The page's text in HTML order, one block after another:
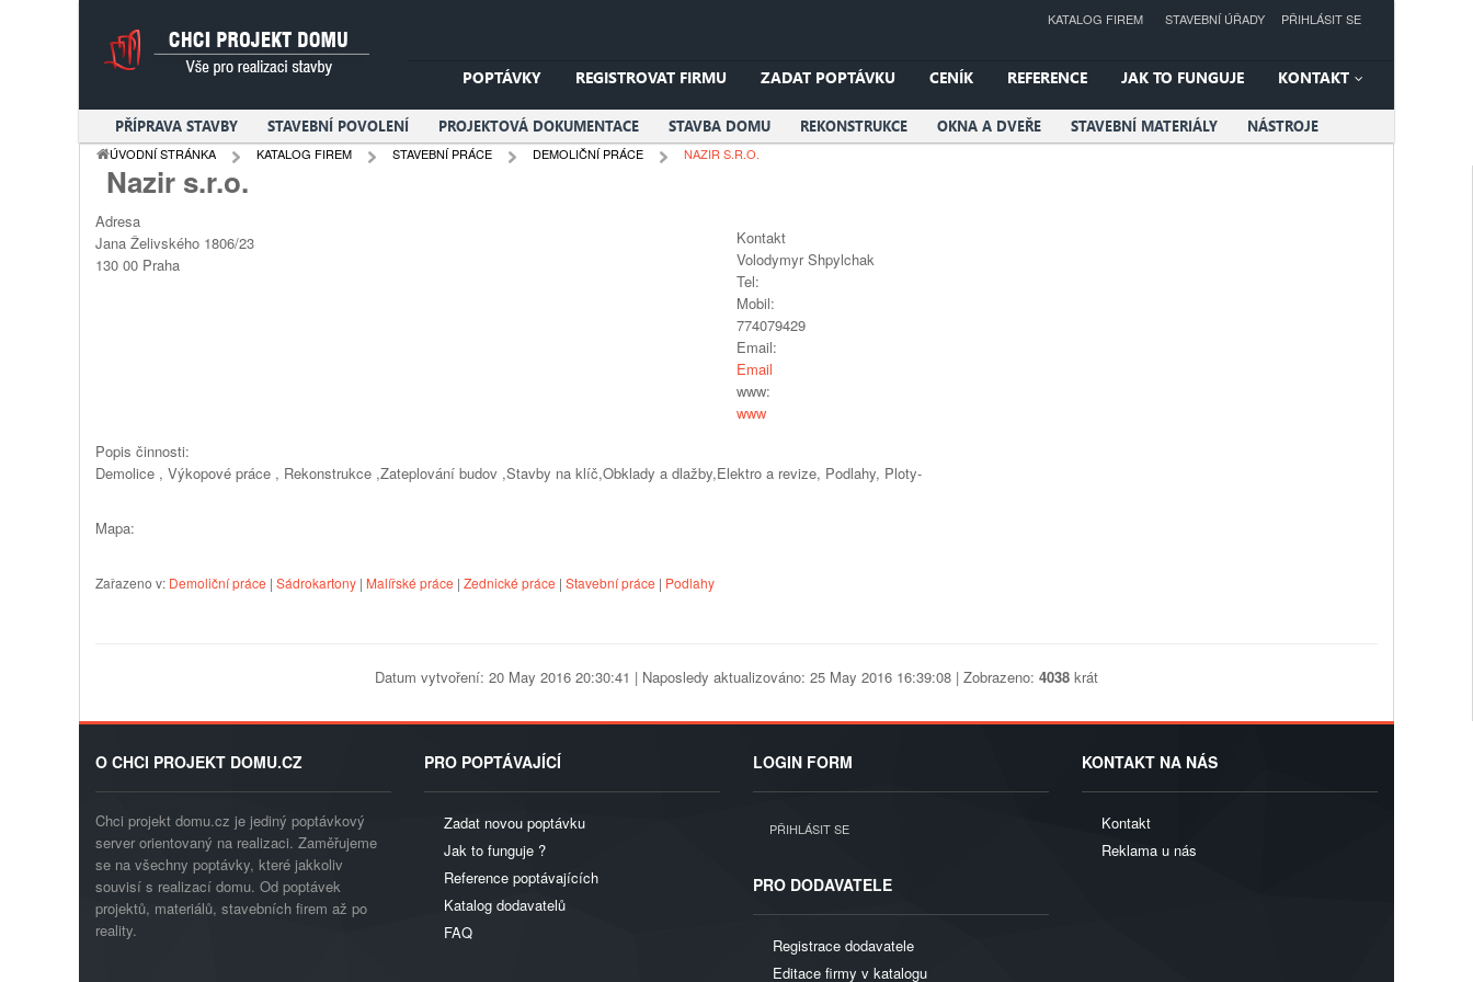
PŘIHLÁSIT SE
KATALOG FIREM STAVEBNÍ ÚŘADY
POPTÁVKY REGISTROVAT FIRMU ZADAT POPTÁVKU CENÍK REFERENCE JAK TO FUNGUJE KONTAKT
PŘÍPRAVA STAVBY STAVEBNÍ POVOLENÍ PROJEKTOVÁ DOKUMENTACE STAVBA DOMU REKONSTRUKCE OKNA A DVEŘE STAVEBNÍ MATERIÁLY NÁSTROJE
ÚVODNÍ STRÁNKA KATALOG FIREM STAVEBNÍ PRÁCE DEMOLIČNÍ PRÁCE NAZIR S.R.O.
Nazir s.r.o.
Adresa
Jana Želivského 1806/23
130 00 Praha
Kontakt
Volodymyr Shpylchak
Tel:
Mobil:
774079429
Email:
Email
www:
www
Popis činnosti:
Demolice , Výkopové práce , Rekonstrukce ,Zateplování budov ,Stavby na klíč,Obklady a dlažby,Elektro a revize, Podlahy, Ploty-
Mapa:
Zařazeno v: Demoliční práce | Sádrokartony | Malířské práce | Zednické práce | Stavební práce | Podlahy
Datum vytvoření: 20 May 2016 20:30:41 | Naposledy aktualizováno: 25 May 2016 16:39:08 | Zobrazeno: 4038 krát
O CHCI PROJEKT DOMU.CZ
Chci projekt domu.cz je jediný poptávkový
server orientovaný na realizaci. Zaměřujeme
se na všechny poptávky, které jakkoliv
souvisí s realizací domu. Od poptávek
projektů, materiálů, stavebních firem až po
reality.
PRO POPTÁVAJÍCÍ
Zadat novou poptávku
Jak to funguje ?
Reference poptávajících
Katalog dodavatelů
FAQ
LOGIN FORM
PŘIHLÁSIT SE
PRO DODAVATELE
Registrace dodavatele
Editace firmy v katalogu
KONTAKT NA NÁS
Kontakt
Reklama u nás